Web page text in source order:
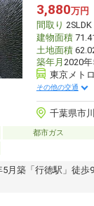
3,880万円
間取り 2SLDK
建物面積
土地面積
築年月 2020
東京メト
その他の交通
千葉県市
都市ガス
5月築「行徳駅」徒歩